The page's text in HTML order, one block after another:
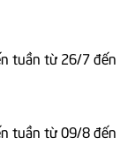
tuần từ 26/7 đến
tuần từ 09/8 đến